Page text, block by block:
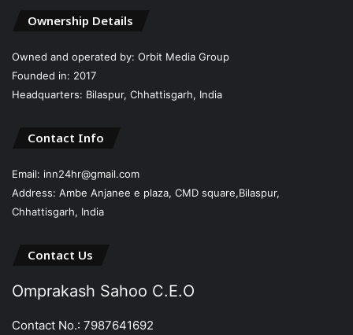
Ownership Details
Owned and operated by: Orbit Media Group
Founded in: 2017
Headquarters: Bilaspur, Chhattisgarh, India
Contact Info
Email: inn24hr@gmail.com
Address: Ambe Anjanee e plaza, CMD square,Bilaspur,
Chhattisgarh, India
Contact Us
Omprakash Sahoo C.E.O
Contact No.: 7987641692